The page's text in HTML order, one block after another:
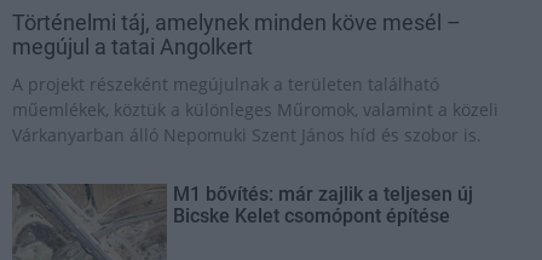
Történelmi táj, amelynek minden köve mesél –
megújul a tatai Angolkert
A projekt részeként megújulnak a területen található
műemlékek, köztük a különleges Műromok, valamint a közeli
Várkanyarban álló Nepomuki Szent János híd és szobor is.
M1 bővítés: már zajlik a teljesen új
Bicske Kelet csomópont építése